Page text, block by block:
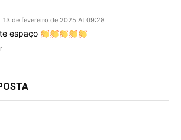
13 de fevereiro de 2025 At 09:28
espaço